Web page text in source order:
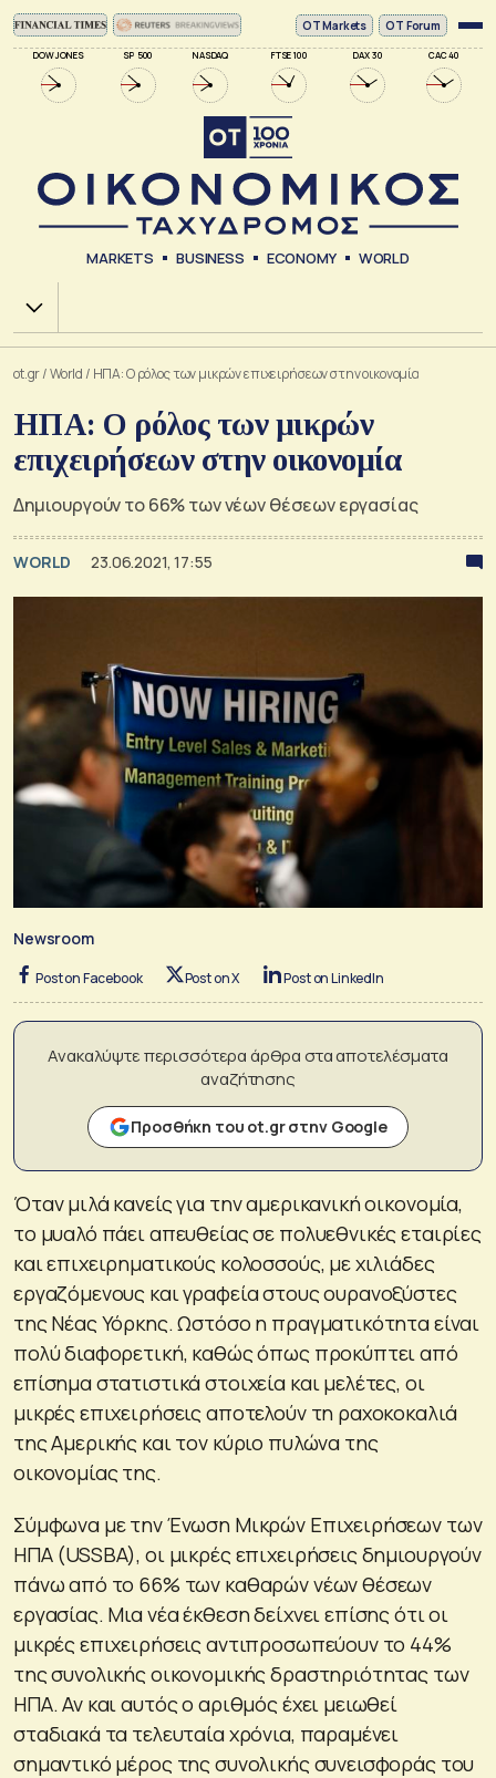
DOW JONES SP 500 NASDAQ FTSE 100 DAX 30 CAC 40
ΟΤ Markets OT Forum
MARKETS BUSINESS ECONOMY WORLD
Χ.Α.
ot.gr/World / ΗΠΑ: Ο ρόλος των μικρών επιχειρήσεων στην οικονομία
ΗΠΑ: Ο ρόλος των μικρών
επιχειρήσεων στην οικονομία
Δημιουργούν το 66% των νέων θέσεων εργασίας
WORLD 23.06.2021, 17:55
Newsroom
Post on Facebook Post on X Post on LinkedIn
Ανακαλύψτε περισσότερα άρθρα στα αποτελέσματα
αναζήτησης
Προσθήκη του ot.gr στην Google
Όταν μιλά κανείς για την αμερικανική οικονομία,
το μυαλό πάει απευθείας σε πολυεθνικές εταιρίες
και επιχειρηματικούς κολοσσούς, με χιλιάδες
εργαζόμενους και γραφεία στους ουρανοξύστες
της Νέας Υόρκης. Ωστόσο η πραγματικότητα είναι
πολύ διαφορετική, καθώς όπως προκύπτει από
επίσημα στατιστικά στοιχεία και μελέτες, οι
μικρές επιχειρήσεις αποτελούν τη ραχοκοκαλιά
της Αμερικής και τον κύριο πυλώνα της
οικονομίας της.
Σύμφωνα με την Ένωση Μικρών Επιχειρήσεων των
ΗΠΑ (USSBA), οι μικρές επιχειρήσεις δημιουργούν
πάνω από το 66% των καθαρών νέων θέσεων
εργασίας. Μια νέα έκθεση δείχνει επίσης ότι οι
μικρές επιχειρήσεις αντιπροσωπεύουν το 44%
της συνολικής οικονομικής δραστηριότητας των
ΗΠΑ. Αν και αυτός ο αριθμός έχει μειωθεί
σταδιακά τα τελευταία χρόνια, παραμένει
σημαντικό μέρος της συνολικής συνεισφοράς του